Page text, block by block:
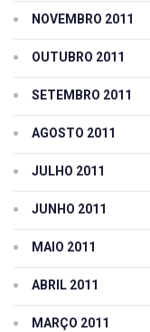
NOVEMBRO 2011
OUTUBRO 2011
SETEMBRO 2011
AGOSTO 2011
JULHO 2011
JUNHO 2011
MAIO 2011
ABRIL 2011
MARÇO 2011